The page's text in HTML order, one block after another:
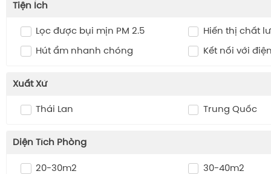
Tiện Ích
Lọc được bụi mịn PM 2.5 Hiển thị chất
Hút ẩm nhanh chóng Kết nối với
Xuất Xứ
Thái Lan Trung Quốc
Diện Tích Phòng
20-30m2 30-40m2